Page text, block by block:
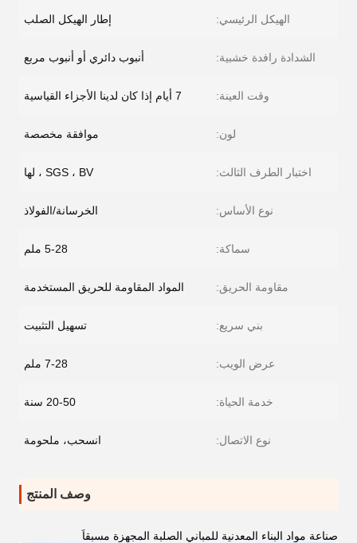
الهيكل الرئيسي: إطار الهيكل الصلب
الشدادة رافدة خشبية: أنبوب دائري أو أنبوب مربع
وقت العينة: 7 أيام إذا كان لدينا الأجزاء القياسية
لون: موافقة مخصصة
اختبار الطرف الثالث: SGS ، BV ، لها
نوع الأساس: الخرسانة/الفولاذ
سماكة: 5-28 ملم
مقاومة الحريق: المواد المقاومة للحريق المستخدمة
بني سريع: تسهيل التثبيت
عرض الويب: 7-28 ملم
خدمة الحياة: 20-50 سنة
نوع الاتصال: انسحب، ملحومة
وصف المنتج
صناعة مواد البناء المعدنية للمباني الصلبة المجهزة مسبقاً